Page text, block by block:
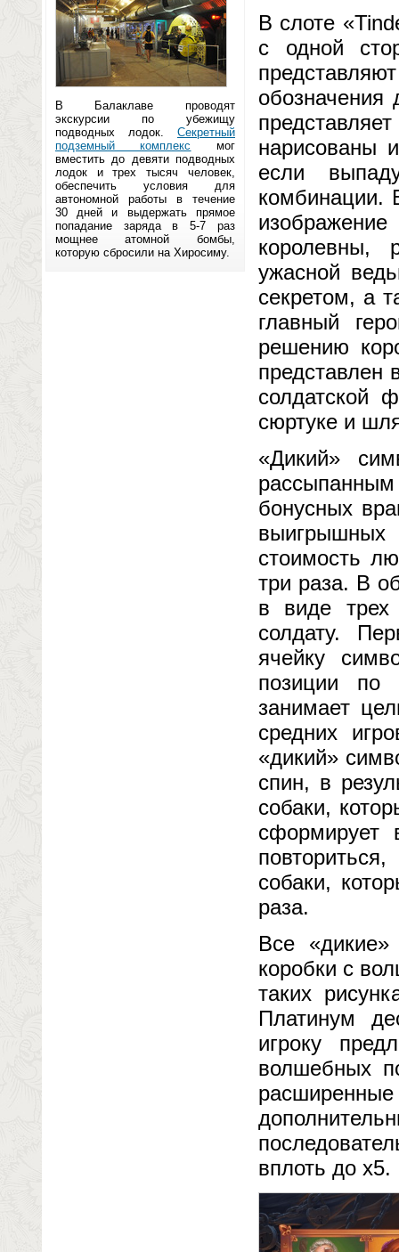
В Балаклаве проводят
экскурсии по убежищу
подводных лодок. Секретный
подземный комплекс мог
вместить до девяти подводных
лодок и трех тысяч человек,
обеспечить условия для
автономной работы в течение
30 дней и выдержать прямое
попадание заряда в 5-7 раз
мощнее атомной бомбы,
которую сбросили на Хиросиму.
В слоте
с одной
обозначения
нарисованы
если
комбинации.
королевны,
ужасной
секретом, а
главный
решению
солдатской
сюртуке и
«Дикий»
бонусных
выигрышных
стоимость
три раза. В
в виде трех
солдату.
ячейку
позиции по
занимает
средних
«дикий»
спин, в
собаки,
сформирует
собаки,
раза.
Все
коробки с
таких
Платинум
игроку
волшебных
вплоть до х5.